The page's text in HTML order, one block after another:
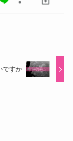
ですか